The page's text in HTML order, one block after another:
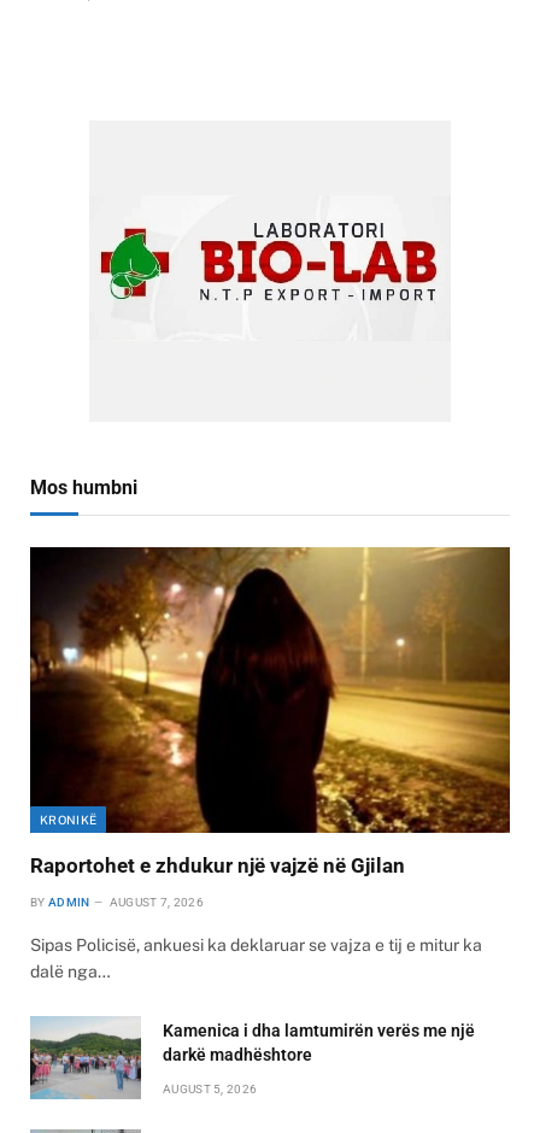
Mos humbni
KRONIKË
Raportohet e zhdukur një vajzë në Gjilan
BY ADMIN AUGUST 7, 2026
Sipas Policisë, ankuesi ka deklaruar se vajza e tij e mitur ka
dalë nga…
Kamenica i dha lamtumirën verës me një
darkë madhështore
AUGUST 5, 2026